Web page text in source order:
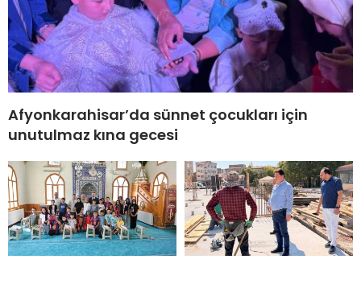
Afyonkarahisar’da sünnet çocukları için
unutulmaz kına gecesi